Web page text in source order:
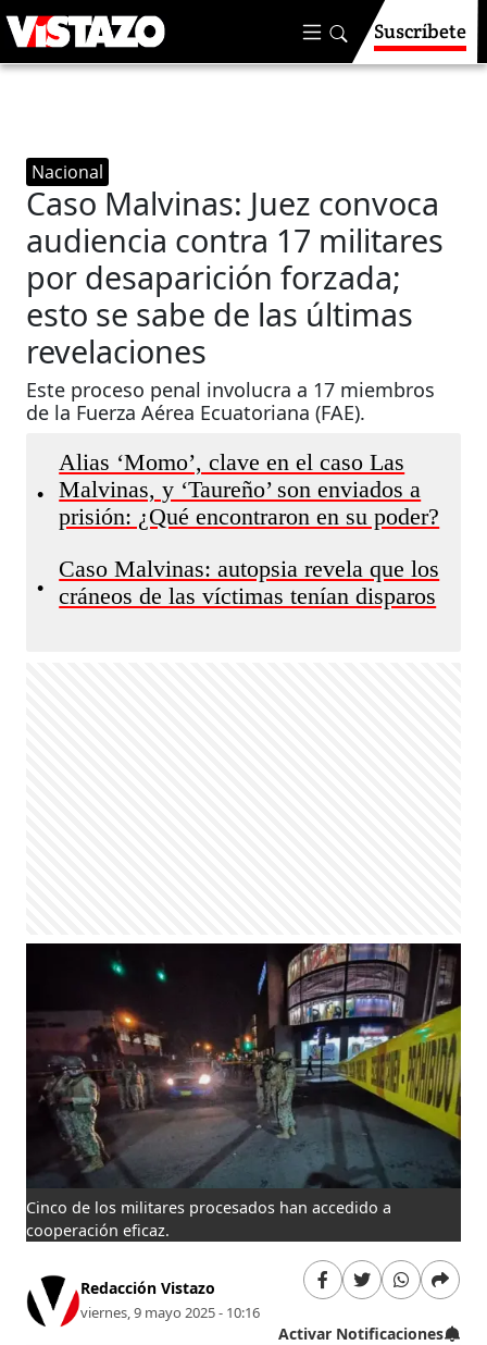
Suscríbete
Nacional
Caso Malvinas: Juez convoca
audiencia contra 17 militares
por desaparición forzada;
esto se sabe de las últimas
revelaciones
Este proceso penal involucra a 17 miembros
de la Fuerza Aérea Ecuatoriana (FAE).
•
Alias ‘Momo’, clave en el caso Las
Malvinas, y ‘Taureño’ son enviados a
prisión: ¿Qué encontraron en su poder?
•
Caso Malvinas: autopsia revela que los
cráneos de las víctimas tenían disparos
Cinco de los militares procesados han accedido a
cooperación eficaz.
Redacción Vistazo
viernes, 9 mayo 2025 - 10:16
Activar Notificaciones